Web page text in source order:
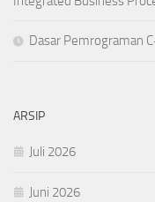
Dasar Pemrograman
ARSIP
Juli 2026
Juni 2026